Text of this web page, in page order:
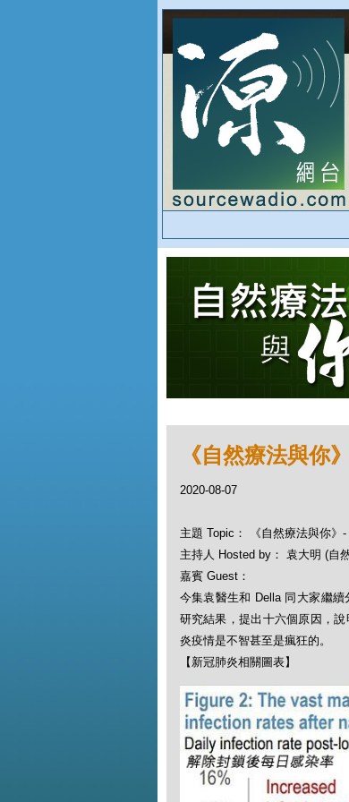
《自然療法與你
2020-08-07
主題 Topic： 《自然療法與你》
主持人 Hosted by： 袁大明 (自
嘉賓 Guest：
今集袁醫生和 Della 同大家繼
研究結果，提出十六個原因，
炎疫情是不智甚至是瘋狂的。
【新冠肺炎相關圖表】